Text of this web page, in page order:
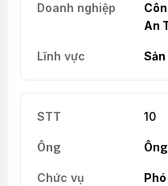
An
10